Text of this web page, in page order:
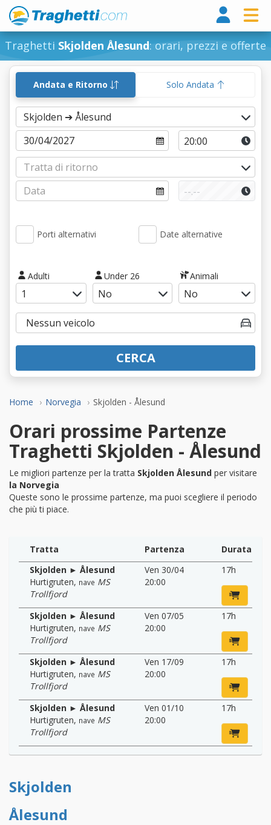
Traghetti Skjolden Ålesund: orari, prezzi e offerte
Home Norvegia Skjolden - Ålesund
Andata e Ritorno Solo Andata
Porti alternativi Date alternative
Adulti Under 26 Animali
CERCA
Orari prossime Partenze
Traghetti Skjolden - Ålesund
Le migliori partenze per la tratta Skjolden Ålesund per visitare
la Norvegia
Queste sono le prossime partenze, ma puoi scegliere il periodo
che più ti piace.
Tratta Partenza
Durata
Skjolden ► Ålesund
Hurtigruten, nave MS
Trollfjord
Ven 30/04
20:00
17h
Skjolden ► Ålesund
Hurtigruten, nave MS
Trollfjord
Ven 07/05
20:00
17h
Skjolden ► Ålesund
Hurtigruten, nave MS
Trollfjord
Ven 17/09
20:00
17h
Skjolden ► Ålesund
Hurtigruten, nave MS
Trollfjord
Ven 01/10
20:00
17h
Skjolden
Ålesund